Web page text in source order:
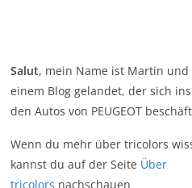
Salut, mein Name ist Martin
einem Blog gelandet, der sich
den Autos von PEUGEOT
Wenn du mehr über tricolors
kannst du auf der Seite Über
tricolors nachschauen